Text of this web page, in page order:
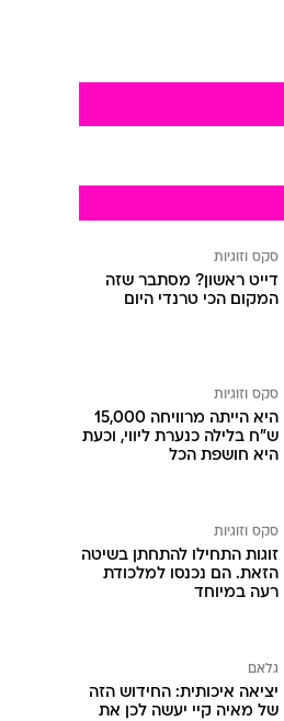
סקס וזוגיות
דייט ראשון? מסתבר שזה
המקום הכי טרנדי היום
סקס וזוגיות
היא הייתה מרוויחה 15,000
ש"ח בלילה כנערת ליווי, וכעת
היא חושפת הכל
סקס וזוגיות
זוגות התחילו להתחתן בשיטה
הזאת. הם נכנסו למלכודת
רעה במיוחד
גלאם
יציאה איכותית: החידוש הזה
של מאיה קיי יעשה לכן את